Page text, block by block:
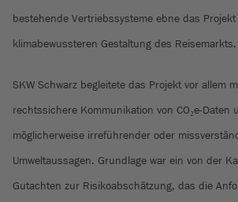
bestehende Vertriebssysteme ebne das
klimabewussteren Gestaltung des Reisemarkts.
SKW Schwarz begleitete das Projekt vor allem
rechtssichere Kommunikation von CO₂e-Daten
möglicherweise irreführender oder
Umweltaussagen. Grundlage war ein von der
Gutachten zur Risikoabschätzung, das die